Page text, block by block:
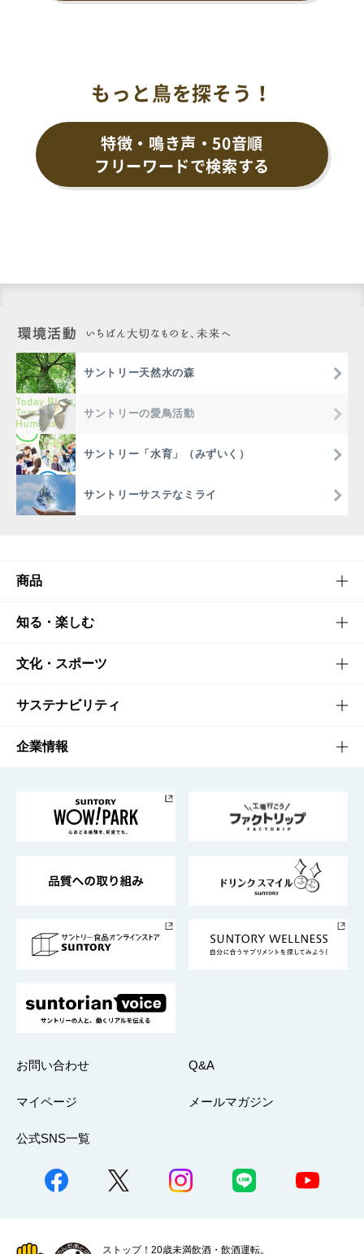
もっと鳥を探そう！
特徴・鳴き声・50音順
フリーワードで検索する
サントリー天然水の森
サントリーの愛鳥活動
サントリー「水育」（みずいく）
サントリーサステなミライ
商品
商品TOP
商品一覧
商品発売情報
栄養成分一覧
知る・楽しむ
知る・楽しむTOP
キャンペーン
工場見学
地域情報
文化・スポーツ
文化・スポーツTOP
サントリーホール
サントリーサンバーズ大阪
サステナビリティ
サステナビリティTOP
サントリーが考えるサステナビリティ経営
企業情報
企業概要
採用情報
お問い合わせ Q&A
マイページ メールマガジン
公式SNS一覧
ストップ！20歳未満飲酒・飲酒運転。